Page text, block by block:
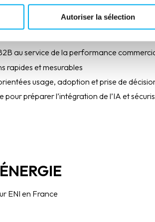
Autoriser la sélection
?
au service de la performance
rapides et mesurables
usage, adoption et prise de
préparer l’intégration de l’IA et
ENI en France